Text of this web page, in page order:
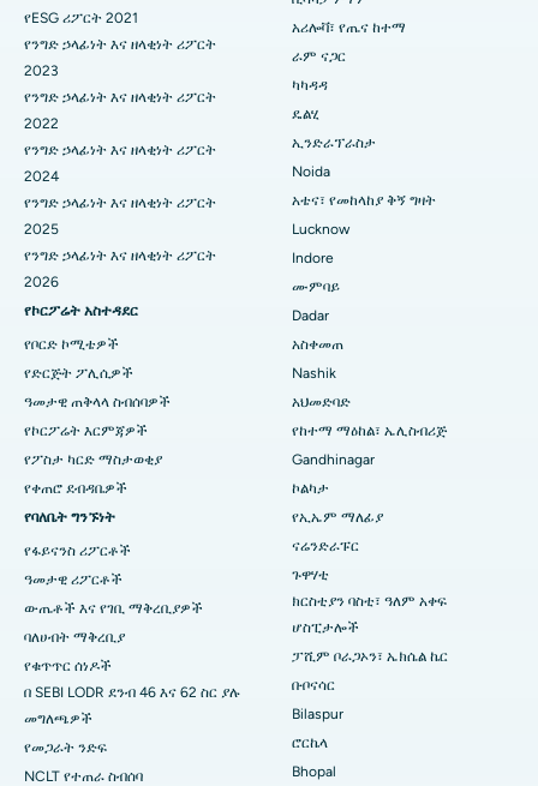
በሲቢዲ ቤላፑር፣ ናቪ ሙምባይ ውስጥ ምርጥ ሆስፒታል
በፓንቻቫቲ፣ ናሺክ ውስጥ ምርጥ ሆስፒታል
በሴኩንድራባድ፣ ሃይደራባድ ውስጥ ምርጥ ሆስፒታል
በሴሻድሪፑራም ፣ ባንጋሎር ውስጥ የሚገኝ ምርጥ ሆስፒታል
በሱባሽ ናጋር መንገድ፣ ካሪምናጋር ውስጥ ያለው ምርጥ ሆስፒታል
በማናጋሪ ፣ ካራኩዲ ውስጥ ምርጥ ሆስፒታል
በአሬራ ኮሎኒ፣ ቦፓል ውስጥ ምርጥ ሆስፒታል
በጃያናጋር፣ ባንጋሎር ውስጥ የሚገኝ ምርጥ ሆስፒታል
ምርጥ ሆስፒታል በራምጂ ናጋር፣ ኔሎር
በሴክተር-19 ፣ ሩርኬላ ውስጥ ያለው ምርጥ ሆስፒታል
በስዋርጌት፣ ፑን ውስጥ ምርጥ ሆስፒታል
በደቡብ ዴልሂ ውስጥ ምርጥ የሴቶች የካንሰር ሆስፒታል
የሳይቶሎጂያዊ ቀዶ ጥገና
የሴራሚክ ጠቅላላ የጉልበት መተካት
ERCP
የESG ሪፖርት 2021
የንግድ ኃላፊነት እና ዘላቂነት ሪፖርት
2023
የንግድ ኃላፊነት እና ዘላቂነት ሪፖርት
2022
የንግድ ኃላፊነት እና ዘላቂነት ሪፖርት
2024
የንግድ ኃላፊነት እና ዘላቂነት ሪፖርት
2025
የንግድ ኃላፊነት እና ዘላቂነት ሪፖርት
2026
የኮርፖሬት አስተዳደር
የቦርድ ኮሚቴዎች
የድርጅት ፖሊሲዎች
ዓመታዊ ጠቅላላ ስብሰባዎች
የኮርፖሬት እርምጃዎች
የፖስታ ካርድ ማስታወቂያ
የቀጠሮ ደብዳቤዎች
የባለቤት ግንኙነት
የፋይናንስ ሪፖርቶች
ዓመታዊ ሪፖርቶች
ውጤቶች እና የገቢ ማቅረቢያዎች
ባለሀብት ማቅረቢያ
የቁጥጥር ሰነዶች
በ SEBI LODR ደንብ 46 እና 62 ስር ያሉ
መግለጫዎች
የመጋራት ንድፍ
NCLT የተጠራ ስብሰባ
አሪሎቫ፣ የጤና ከተማ
ራም ናጋር
ካካዳዳ
ዴልሂ
ኢንድራፕራስታ
Noida
አቴና፣ የመከላከያ ቅኝ ግዛት
Lucknow
Indore
ሙምባይ
Dadar
አስቀመጠ
Nashik
አህመድባድ
የከተማ ማዕከል፣ ኤሊስብሪጅ
Gandhinagar
ኮልካታ
የኢኤም ማለፊያ
ናሬንድራፑር
ጉዋሃቲ
ክርስቲያን ባስቲ፣ ዓለም አቀፍ
ሆስፒታሎች
ፓሺም ቦራጋኦን፣ ኤክሴል ኬር
ቡቦናሳር
Bilaspur
ሮርኬላ
Bhopal